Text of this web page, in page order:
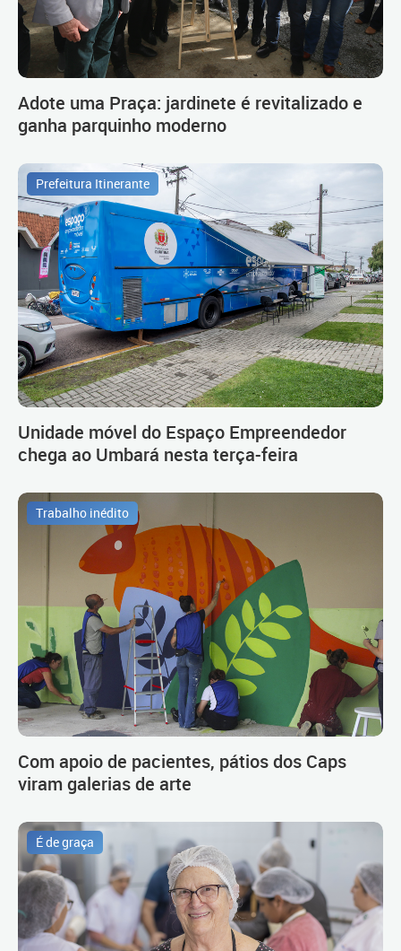
Adote uma Praça: jardinete é revitalizado e
ganha parquinho moderno
Prefeitura Itinerante
Unidade móvel do Espaço Empreendedor
chega ao Umbará nesta terça-feira
Trabalho inédito
Com apoio de pacientes, pátios dos Caps
viram galerias de arte
É de graça